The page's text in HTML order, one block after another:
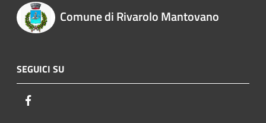
Comune di Rivarolo Mantovano
SEGUICI SU